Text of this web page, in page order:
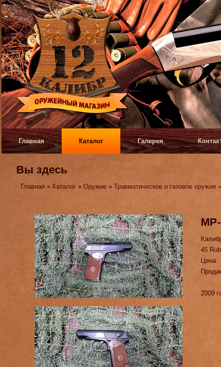
Главная Каталог Галерея
Вы здесь
Главная » Каталог »Оружие »Травматическое и газовое оружие
МР-
45
Цена:
2009